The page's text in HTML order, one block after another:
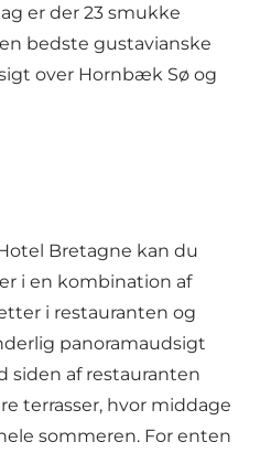
er der 23 smukke
bedste gustavianske
over Hornbæk Sø og
Bretagne kan du
i en kombination af
i restauranten og
panoramaudsigt
siden af restauranten
terrasser, hvor middage
sommeren. For enten